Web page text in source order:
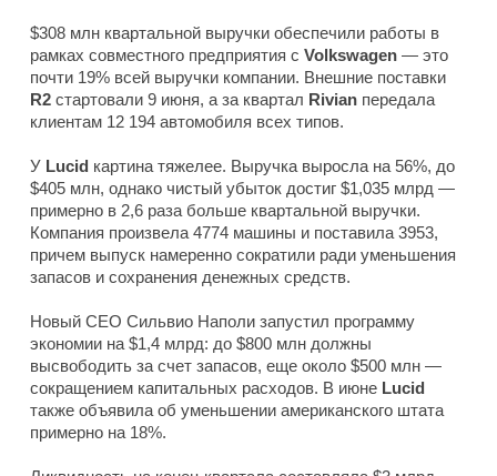
$308 млн квартальной выручки обеспечили работы в
рамках совместного предприятия с Volkswagen — это
почти 19% всей выручки компании. Внешние поставки
R2 стартовали 9 июня, а за квартал Rivian передала
клиентам 12 194 автомобиля всех типов.
У Lucid картина тяжелее. Выручка выросла на 56%, до
$405 млн, однако чистый убыток достиг $1,035 млрд —
примерно в 2,6 раза больше квартальной выручки.
Компания произвела 4774 машины и поставила 3953,
причем выпуск намеренно сократили ради уменьшения
запасов и сохранения денежных средств.
Новый CEO Сильвио Наполи запустил программу
экономии на $1,4 млрд: до $800 млн должны
высвободить за счет запасов, еще около $500 млн —
сокращением капитальных расходов. В июне Lucid
также объявила об уменьшении американского штата
примерно на 18%.